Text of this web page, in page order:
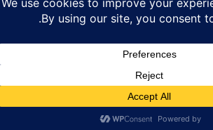
Ltd
Haim
אתר מאת
נינטאי